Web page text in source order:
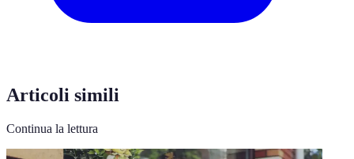
Articoli simili
Continua la lettura